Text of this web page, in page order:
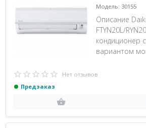
Модель: 30155
Описание
FTYN20L/
кондиционер
вариантом
Нет отзывов
Предзаказ